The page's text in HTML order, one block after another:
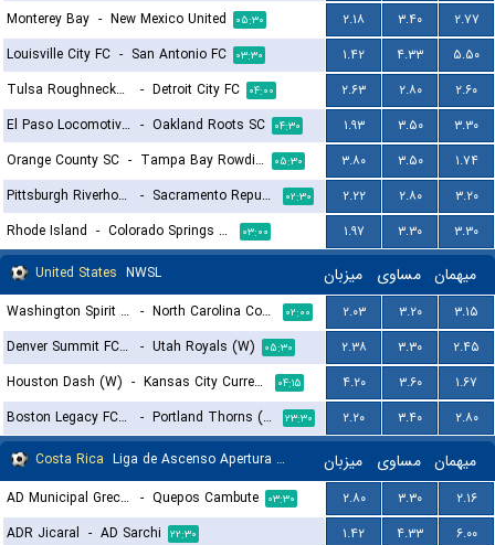
Monterey Bay - New Mexico United ۰۵:۳۰ ۲.۱۸ ۳.۴۰
۲.۷۷
Louisville City FC - San Antonio FC ۰۳:۳۰ ۱.۴۲ ۴.۳۳
۵.۵۰
Tulsa Roughnecks FC
- Detroit City FC ۰۴:۰۰ ۲.۶۳ ۲.۸۰
۲.۶۰
El Paso Locomotive FC - Oakland Roots SC ۰۴:۳۰ ۱.۹۳ ۳.۵۰
۳.۳۰
Orange County SC - Tampa Bay Rowdies ۰۵:۳۰ ۳.۸۰ ۳.۵۰
۱.۷۴
Pittsburgh Riverhounds
- Sacramento Republic FC ۰۲:۳۰ ۲.۲۲ ۲.۸۰
۳.۲۰
Rhode Island - Colorado Springs Switchbacks FC ۰۳:۰۰ ۱.۹۷ ۳.۳۰
۳.۳۰
United States NWSL میزبان مساوی میهمان
Washington Spirit (W) - North Carolina Courage (W) ۰۲:۰۰ ۲.۰۳ ۳.۲۰
۳.۱۵
Denver Summit FC (W)
- Utah Royals (W) ۰۵:۳۰ ۲.۳۸ ۳.۳۰
۲.۴۵
Houston Dash (W) - Kansas City Current (W) ۰۴:۱۵ ۴.۲۰ ۳.۶۰
۱.۶۷
Boston Legacy FC (W)
- Portland Thorns (W) ۲۳:۳۰ ۲.۲۰ ۳.۴۰
۲.۸۰
Costa Rica Liga de Ascenso Apertura gr. A میزبان مساوی میهمان
AD Municipal Grecia - Quepos Cambute ۰۳:۳۰ ۲.۸۰ ۳.۳۰
۲.۱۶
ADR Jicaral - AD Sarchi ۲۲:۳۰ ۱.۴۲ ۴.۳۳
۶.۰۰